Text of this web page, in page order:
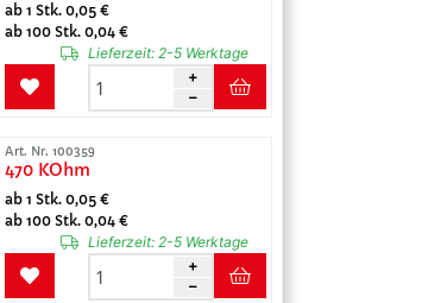
ab 1 Stk. 0,05 €
ab 100 Stk. 0,04 €
Lieferzeit: 2-5 Werktage
Art. Nr. 100359
470 KOhm
ab 1 Stk. 0,05 €
ab 100 Stk. 0,04 €
Lieferzeit: 2-5 Werktage